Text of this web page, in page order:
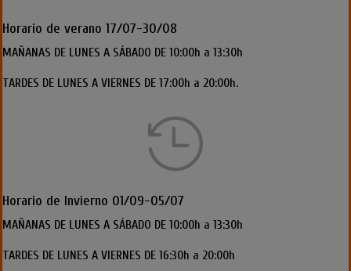
Horario de verano 17/07-30/08
MAÑANAS DE LUNES A SÁBADO DE 10:00h a 13:30h
TARDES DE LUNES A VIERNES DE 17:00h a 20:00h.

Horario de Invierno 01/09-05/07
MAÑANAS DE LUNES A SÁBADO DE 10:00h a 13:30h
TARDES DE LUNES A VIERNES DE 16:30h a 20:00h